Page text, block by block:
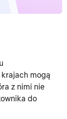
mogą
z nimi nie
do